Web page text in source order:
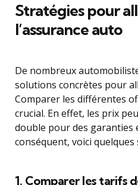
Stratégies pour
l’assurance auto
De nombreux
solutions concrètes pour
Comparer les différentes
crucial. En effet, les prix
double pour des garanties
conséquent, voici
1. Comparer les tarifs